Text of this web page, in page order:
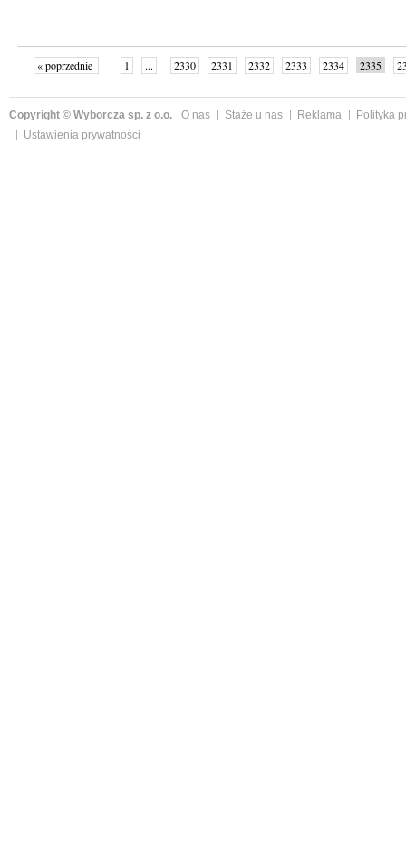
« poprzednie 1 ... 2330 2331 2332 2333 2334 2335
Copyright © Wyborcza sp. z o.o. O nas Staże u nas Reklama
Polityka
Ustawienia prywatności